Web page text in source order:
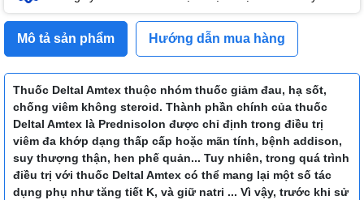
Mô tả sản phẩm Hướng dẫn mua hàng
Thuốc Deltal Amtex thuộc nhóm thuốc giảm đau, hạ sốt,
chống viêm không steroid. Thành phần chính của thuốc
Deltal Amtex là Prednisolon được chỉ định trong điều trị
viêm đa khớp dạng thấp cấp hoặc mãn tính, bệnh addison,
suy thượng thận, hen phế quản... Tuy nhiên, trong quá trình
điều trị với thuốc Deltal Amtex có thể mang lại một số tác
dụng phụ như tăng tiết K, và giữ natri ... Vì vậy, trước khi sử